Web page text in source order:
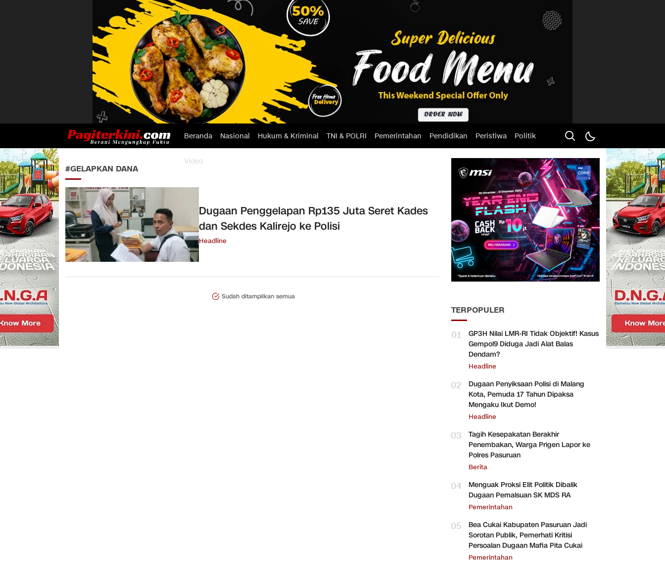
Beranda Nasional Hukum & Kriminal TNI & POLRI Pemerintahan Pendidikan Peristiwa Politik
Video
#GELAPKAN DANA
Dugaan Penggelapan Rp135 Juta Seret Kades
dan Sekdes Kalirejo ke Polisi
Headline
Sudah ditampilkan semua
TERPOPULER
01
GP3H Nilai LMR-RI Tidak Objektif! Kasus
Gempol9 Diduga Jadi Alat Balas
Dendam?
Headline
02
Dugaan Penyiksaan Polisi di Malang
Kota, Pemuda 17 Tahun Dipaksa
Mengaku Ikut Demo!
Headline
03
Tagih Kesepakatan Berakhir
Penembakan, Warga Prigen Lapor ke
Polres Pasuruan
Berita
04
Menguak Proksi Elit Politik Dibalik
Dugaan Pemalsuan SK MDS RA
Pemerintahan
05
Bea Cukai Kabupaten Pasuruan Jadi
Sorotan Publik, Pemerhati Kritisi
Persoalan Dugaan Mafia Pita Cukai
Pemerintahan